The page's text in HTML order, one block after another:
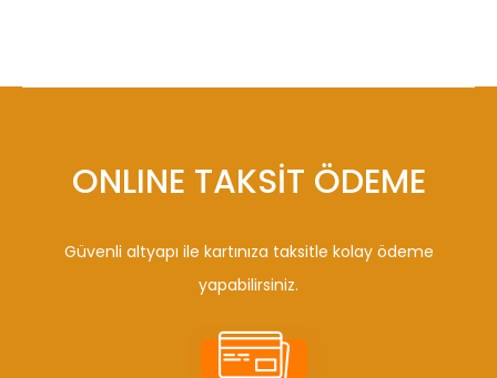
ONLINE TAKSİT ÖDEME
Güvenli altyapı ile kartınıza taksitle kolay ödeme
yapabilirsiniz.